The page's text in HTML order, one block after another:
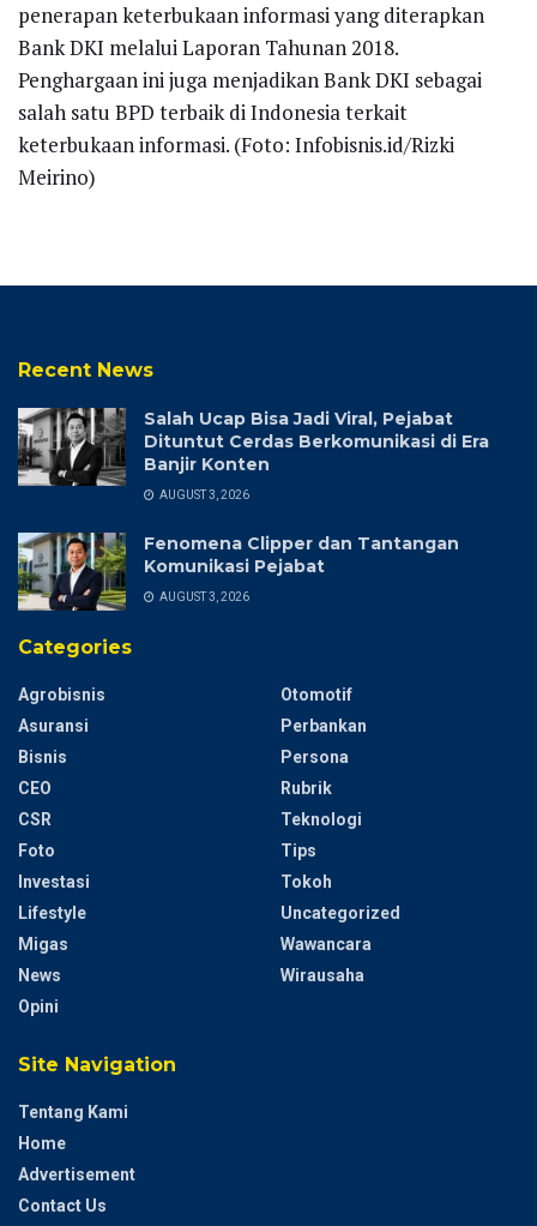
penerapan keterbukaan informasi yang diterapkan
Bank DKI melalui Laporan Tahunan 2018.
Penghargaan ini juga menjadikan Bank DKI sebagai
salah satu BPD terbaik di Indonesia terkait
keterbukaan informasi. (Foto: Infobisnis.id/Rizki
Meirino)
Recent News
Salah Ucap Bisa Jadi Viral, Pejabat
Dituntut Cerdas Berkomunikasi di Era
Banjir Konten
AUGUST 3, 2026
Fenomena Clipper dan Tantangan
Komunikasi Pejabat
AUGUST 3, 2026
Categories
Agrobisnis
Asuransi
Bisnis
CEO
CSR
Foto
Investasi
Lifestyle
Migas
News
Opini
Otomotif
Perbankan
Persona
Rubrik
Teknologi
Tips
Tokoh
Uncategorized
Wawancara
Wirausaha
Site Navigation
Tentang Kami
Home
Advertisement
Contact Us